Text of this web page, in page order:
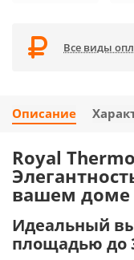
Все виды
Описание
Royal
вашем доме
Идеальный
площадью до